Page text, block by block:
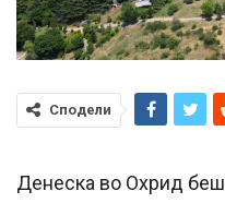
Сподели
Денеска во Охрид